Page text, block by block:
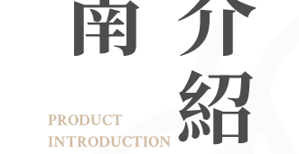
PRODUCT
INTRODUCTION